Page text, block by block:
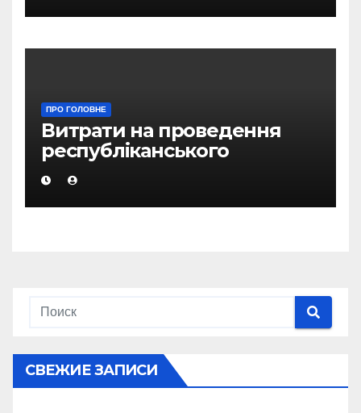
ПРО ГОЛОВНЕ
Витрати на проведення
республіканського
референдуму не
передбачені в бюджеті
ЦВК
СВЕЖИЕ ЗАПИСИ